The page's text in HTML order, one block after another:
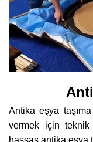
Antika eşya
vermek için teknik